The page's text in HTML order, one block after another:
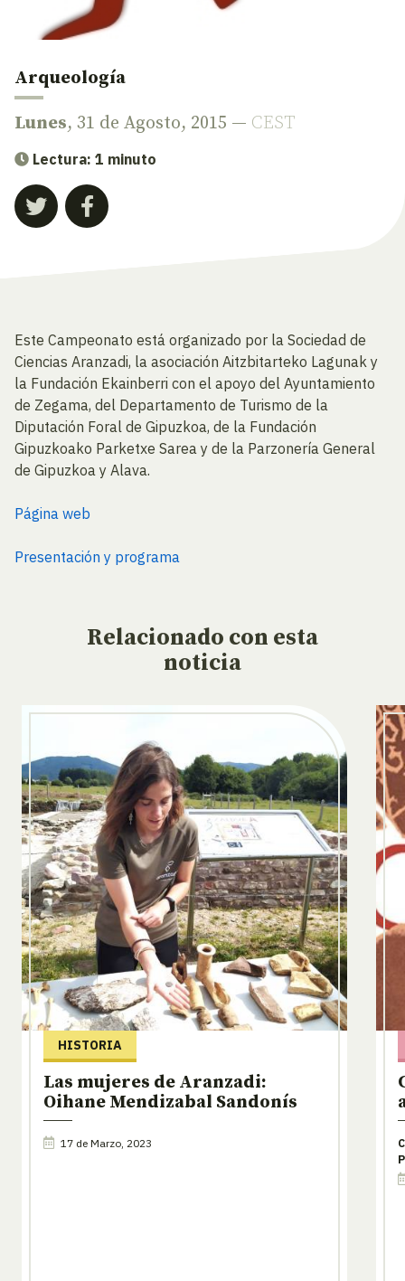
Arqueología
Lunes, 31 de Agosto, 2015 — CEST
Lectura: 1 minuto
Este Campeonato está organizado por la Sociedad de
Ciencias Aranzadi, la asociación Aitzbitarteko Lagunak y
la Fundación Ekainberri con el apoyo del Ayuntamiento
de Zegama, del Departamento de Turismo de la
Diputación Foral de Gipuzkoa, de la Fundación
Gipuzkoako Parketxe Sarea y de la Parzonería General
de Gipuzkoa y Alava.
Página web
Presentación y programa
Relacionado con esta
noticia
HISTORIA
Las mujeres de Aranzadi:
Oihane Mendizabal Sandonís
17 de Marzo, 2023